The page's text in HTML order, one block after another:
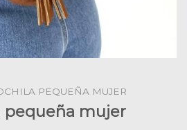
PEQUEÑA MUJER
pequeña mujer